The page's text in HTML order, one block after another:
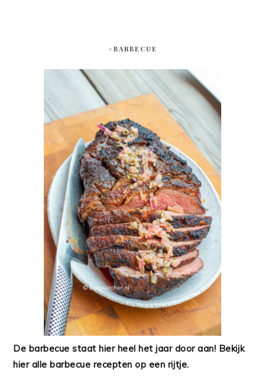
#BARBECUE
De barbecue staat hier heel het jaar door aan! Bekijk
hier alle barbecue recepten op een rijtje.